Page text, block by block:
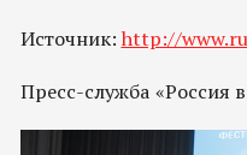
Источник: http://
Пресс-служба «Россия